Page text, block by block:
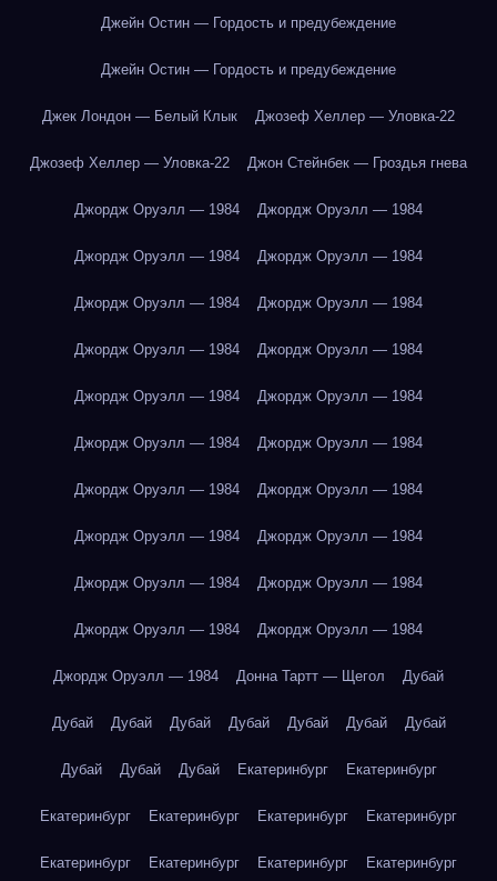
Джейн Остин — Гордость и предубеждение
Джейн Остин — Гордость и предубеждение
Джек Лондон — Белый Клык Джозеф Хеллер — Уловка-22
Джозеф Хеллер — Уловка-22 Джон Стейнбек — Гроздья гнева
Джордж Оруэлл — 1984 Джордж Оруэлл — 1984
Джордж Оруэлл — 1984 Джордж Оруэлл — 1984
Джордж Оруэлл — 1984 Джордж Оруэлл — 1984
Джордж Оруэлл — 1984 Джордж Оруэлл — 1984
Джордж Оруэлл — 1984 Джордж Оруэлл — 1984
Джордж Оруэлл — 1984 Джордж Оруэлл — 1984
Джордж Оруэлл — 1984 Джордж Оруэлл — 1984
Джордж Оруэлл — 1984 Джордж Оруэлл — 1984
Джордж Оруэлл — 1984 Джордж Оруэлл — 1984
Джордж Оруэлл — 1984 Джордж Оруэлл — 1984
Джордж Оруэлл — 1984 Донна Тартт — Щегол Дубай
Дубай Дубай Дубай Дубай Дубай Дубай Дубай
Дубай Дубай Дубай Екатеринбург Екатеринбург
Екатеринбург Екатеринбург Екатеринбург Екатеринбург
Екатеринбург Екатеринбург Екатеринбург Екатеринбург